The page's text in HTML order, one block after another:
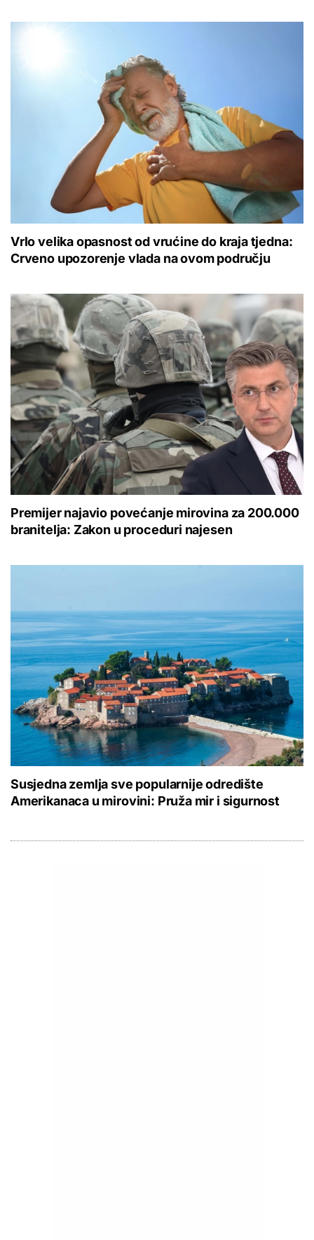
Vrlo velika opasnost od vrućine do kraja tjedna:
Crveno upozorenje vlada na ovom području
Premijer najavio povećanje mirovina za 200.000
branitelja: Zakon u proceduri najesen
Susjedna zemlja sve popularnije odredište
Amerikanaca u mirovini: Pruža mir i sigurnost